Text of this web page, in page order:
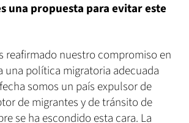
una propuesta para evitar este
reafirmado nuestro compromiso en
una política migratoria adecuada
somos un país expulsor de
de migrantes y de tránsito de
se ha escondido esta cara. La